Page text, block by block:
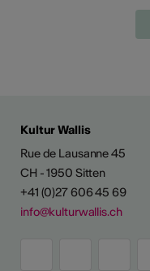
Kultur Wallis
Rue de Lausanne 45
CH - 1950 Sitten
+41 (0)27 606 45 69
info@kulturwallis.ch